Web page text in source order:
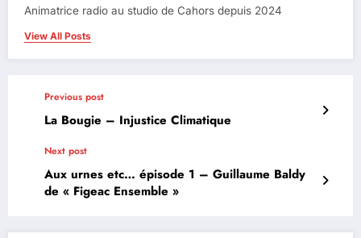
Animatrice radio au studio de Cahors depuis 2024
View All Posts
Previous post
La Bougie – Injustice Climatique
Next post
Aux urnes etc… épisode 1 – Guillaume Baldy
de « Figeac Ensemble »